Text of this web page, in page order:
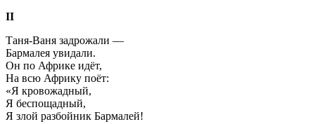
II
Таня-Ваня задрожали —
Бармалея увидали.
Он по Африке идёт,
На всю Африку поёт:
«Я кровожадный,
Я беспощадный,
Я злой разбойник Бармалей!